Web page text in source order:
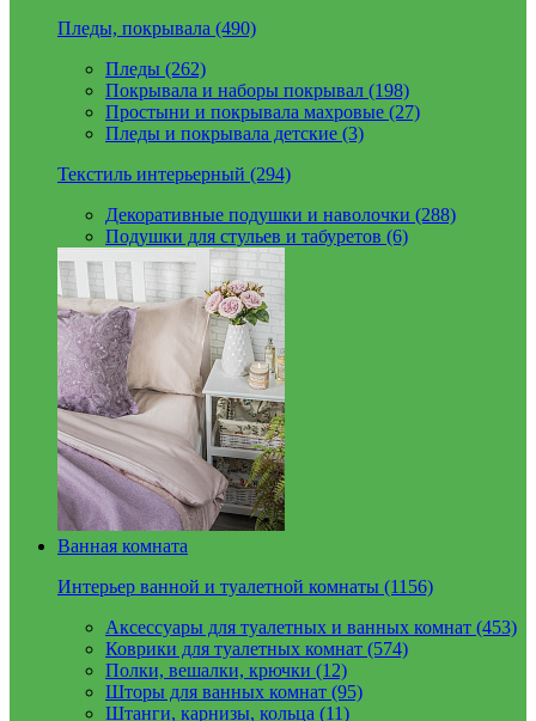
Пледы, покрывала (490)
Пледы (262)
Покрывала и наборы покрывал (198)
Простыни и покрывала махровые (27)
Пледы и покрывала детские (3)
Текстиль интерьерный (294)
Декоративные подушки и наволочки (288)
Подушки для стульев и табуретов (6)
Ванная комната
Интерьер ванной и туалетной комнаты (1156)
Аксессуары для туалетных и ванных комнат (453)
Коврики для туалетных комнат (574)
Полки, вешалки, крючки (12)
Шторы для ванных комнат (95)
Штанги, карнизы, кольца (11)